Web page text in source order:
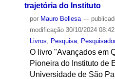
trajetória do Instituto
por Mauro Bellesa —
modificação30/10/2024 08:42
Livros, Pesquisa,
O livro "Avançados em
Pioneira do Instituto de
Universidade de São